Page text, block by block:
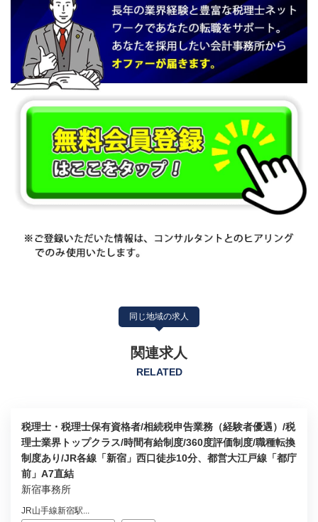
同じ地域の求人
関連求人
RELATED
税理士・税理士保有資格者/相続税申告業務（経験者優遇）/税
理士業界トップクラス/時間有給制度/360度評価制度/職種転換
制度あり/JR各線「新宿」西口徒歩10分、都営大江戸線「都庁
前」A7直結
新宿事務所
JR山手線新宿駅...